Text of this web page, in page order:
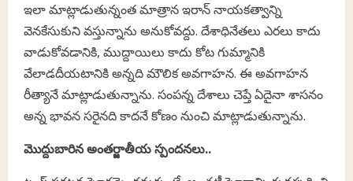
ఇలా మాట్లాడుతున్నంత మాత్రాన ఇరాన్ నాయకత్వాన్ని
వెనకేసుకుని వస్తున్నాను అనుకోవద్దు. దేశాధినేతలు ఎరలు కాదు
వాడుకోవడానికి, ముద్దాయిలు కాదు కోట గుమ్మానికి
వేలాడదీయటానికి అన్నది మౌలిక అవగాహన. ఈ అవగాహన
రీత్యానే మాట్లాడుతున్నాను. సంపన్న దేశాలు చెప్తే ఏదైనా శాసనం
అన్న భావన సరైనది కాదనే కోణం నుంచి మాట్లాడుతున్నాను.
మొద్దుబారిన అంతర్జాతీయ స్పందనలు..